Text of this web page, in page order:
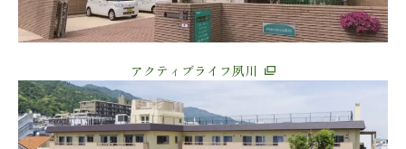
アクティブライフ夙川